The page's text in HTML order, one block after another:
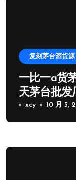
复刻茅台酒货源
一比一a货
天茅台批发
xcy 10 月 5,